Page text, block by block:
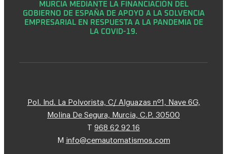
MURCIA MEDIANTE LA FINANCIACIÓN DEL
GOBIERNO DE ESPAÑA DE APOYO A LA SOLVENCIA
EMPRESARIAL EN RESPUESTA A LA PANDEMIA DE
LA COVID-19.
Pol. Ind. La Polvorista, C/ Alguazas nº1, Nave 6G,
Molina De Segura, Murcia, C.P. 30500
968 62 92 16
M info@cemautomatismos.com